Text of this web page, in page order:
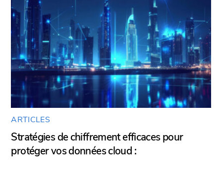
ARTICLES
Stratégies de chiffrement efficaces pour
protéger vos données cloud :